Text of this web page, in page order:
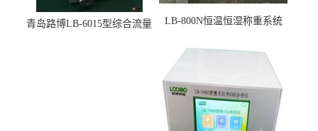
青岛路博LB-6015型综合流量
LB-800N恒温恒湿称重系统